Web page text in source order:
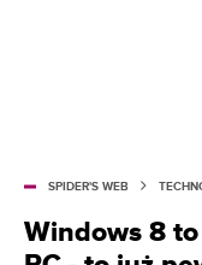
SPIDER'S WEB
Windows 8